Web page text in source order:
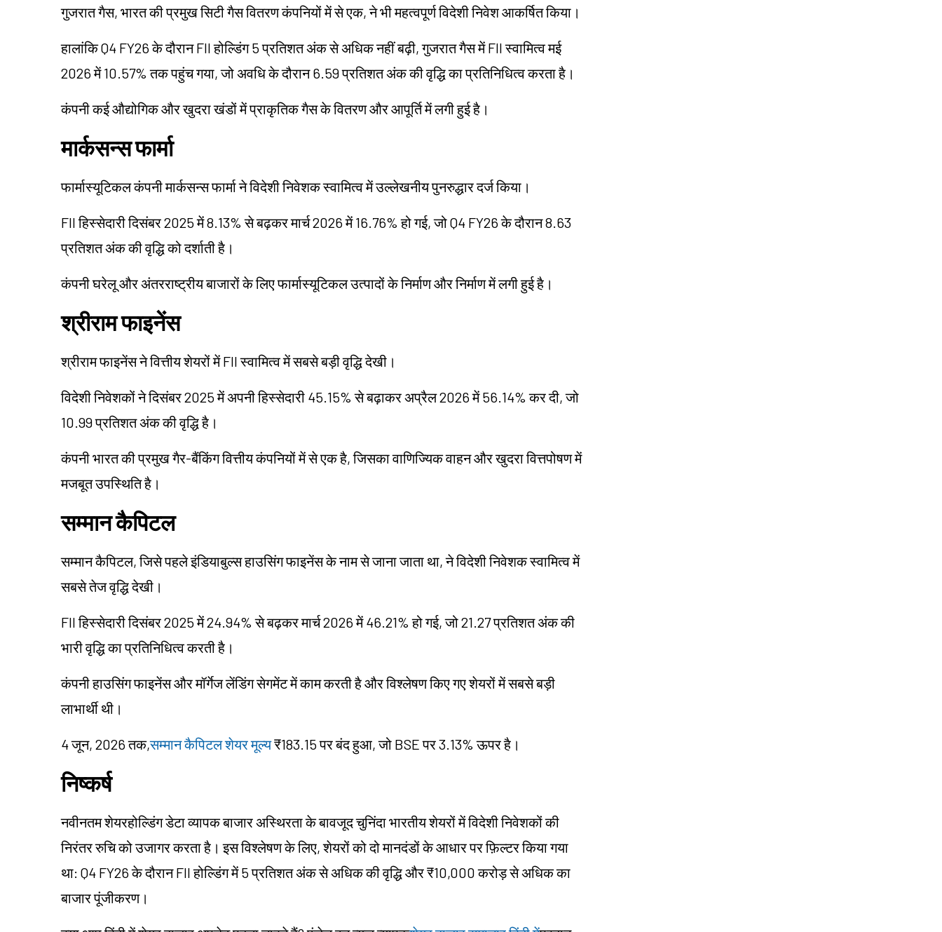
गुजरात गैस, भारत की प्रमुख सिटी गैस वितरण कंपनियों में से एक, ने भी महत्वपूर्ण विदेशी निवेश आकर्षित किया।
हालांकि Q4 FY26 के दौरान FII होल्डिंग 5 प्रतिशत अंक से अधिक नहीं बढ़ी, गुजरात गैस में FII स्वामित्व मई
2026 में 10.57% तक पहुंच गया, जो अवधि के दौरान 6.59 प्रतिशत अंक की वृद्धि का प्रतिनिधित्व करता है।
कंपनी कई औद्योगिक और खुदरा खंडों में प्राकृतिक गैस के वितरण और आपूर्ति में लगी हुई है।
मार्कसन्सफार्मा
फार्मास्यूटिकल कंपनी मार्कसन्स फार्मा ने विदेशी निवेशक स्वामित्व में उल्लेखनीय पुनरुद्धार दर्ज किया।
FII हिस्सेदारी दिसंबर 2025 में 8.13% से बढ़कर मार्च 2026 में 16.76% हो गई, जो Q4 FY26 के दौरान 8.63
प्रतिशत अंक की वृद्धि को दर्शाती है।
कंपनी घरेलू और अंतरराष्ट्रीय बाजारों के लिए फार्मास्यूटिकल उत्पादों के निर्माण और निर्माण में लगी हुई है।
श्रीराम फाइनेंस
श्रीराम फाइनेंस ने वित्तीय शेयरों में FII स्वामित्व में सबसे बड़ी वृद्धि देखी।
विदेशी निवेशकों ने दिसंबर 2025 में अपनी हिस्सेदारी 45.15% से बढ़ाकर अप्रैल 2026 में 56.14% कर दी, जो
10.99 प्रतिशत अंक की वृद्धि है।
कंपनी भारत की प्रमुख गैर-बैंकिंग वित्तीय कंपनियों में से एक है, जिसका वाणिज्यिक वाहन और खुदरा वित्तपोषण में
मजबूत उपस्थिति है।
सम्मानकैपिटल
सम्मानकैपिटल, जिसे पहले इंडियाबुल्स हाउसिंग फाइनेंस के नाम से जाना जाता था, ने विदेशी निवेशक स्वामित्व में
सबसे तेज वृद्धि देखी।
FII हिस्सेदारी दिसंबर 2025 में 24.94% से बढ़कर मार्च 2026 में 46.21% हो गई, जो 21.27 प्रतिशत अंक की
भारी वृद्धि का प्रतिनिधित्व करती है।
कंपनी हाउसिंग फाइनेंस और मॉर्गेज लेंडिंग सेगमेंट में काम करती है और विश्लेषण किए गए शेयरों में सबसे बड़ी
लाभार्थी थी।
4 जून, 2026 तक,सम्मान कैपिटल शेयर मूल्य₹183.15 पर बंद हुआ, जो BSE पर 3.13% ऊपर है।
निष्कर्ष
नवीनतम शेयरहोल्डिंग डेटा व्यापक बाजार अस्थिरता के बावजूद चुनिंदा भारतीय शेयरों में विदेशी निवेशकों की
निरंतर रुचि को उजागर करता है। इस विश्लेषण के लिए, शेयरों को दो मानदंडों के आधार पर फ़िल्टर किया गया
था: Q4 FY26 के दौरान FII होल्डिंग में 5 प्रतिशत अंक से अधिक की वृद्धि और ₹10,000 करोड़ से अधिक का
बाजार पूंजीकरण।